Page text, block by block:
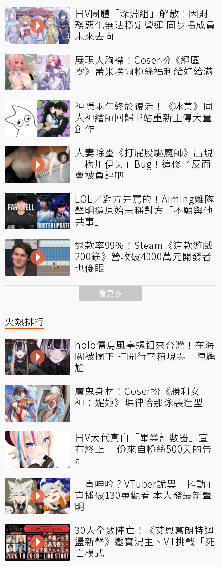
日V團體「深淵組」解散！因財
務惡化無法穩定營運 同步揭成員
未來去向
展現大胸襟！Coser扮《絕區
零》蕾米埃爾粉絲福利給好給滿
神隱兩年終於復活！《冰菓》同
人神繪師回歸 P站重新上傳大量
創作
人妻除靈《打屁股驅魔師》出現
「梅川伊芙」Bug！這修了反而
會被負評吧
LOL／對方先罵的！Aiming離隊
聲明還原始末稱對方「不願與他
共事」
退款率99%！Steam《這款遊戲
200鎂》營收破4000萬元開發者
也傻眼
看更多
火熱排行
holo儒烏風亭螺鈿來台灣！在海
關被攔下 打開行李箱現場一陣尷
尬
魔鬼身材！Coser扮《勝利女
神：妮姬》瑪律恰那泳裝造型
日V大代真白「畢業計數器」宣
布終止 一份來自粉絲500天的告
別
一直呻吟？VTuber詭異「抖動」
直播破130萬觀看 本人發最新聲
明
30人全數陣亡！《艾恩葛朗特迴
盪新聲》邀實況主、VT挑戰「死
亡模式」